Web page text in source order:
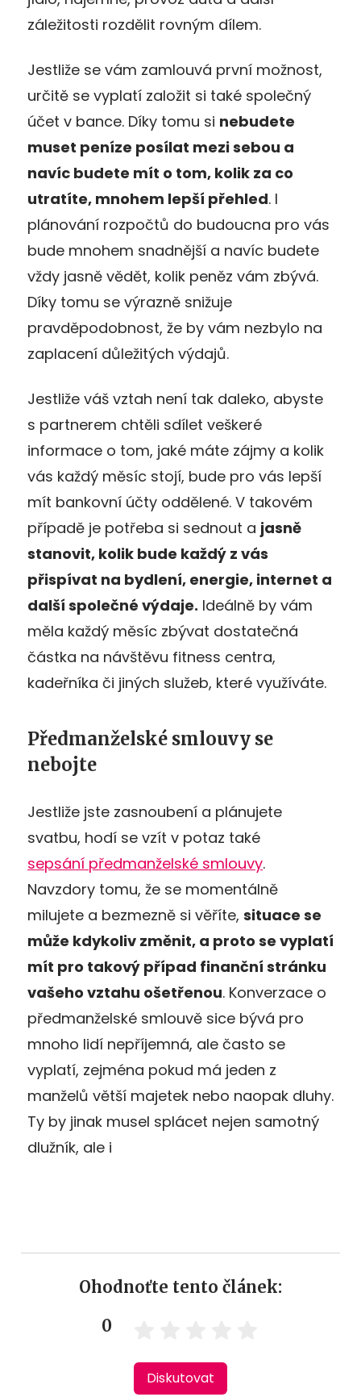
záležitosti rozdělit rovným dílem.
Jestliže se vám zamlouvá první možnost,
určitě se vyplatí založit si také společný
účet v bance. Díky tomu si nebudete
muset peníze posílat mezi sebou a
navíc budete mít o tom, kolik za co
utratíte, mnohem lepší přehled. I
plánování rozpočtů do budoucna pro vás
bude mnohem snadnější a navíc budete
vždy jasně vědět, kolik peněz vám zbývá.
Díky tomu se výrazně snižuje
pravděpodobnost, že by vám nezbylo na
zaplacení důležitých výdajů.
Jestliže váš vztah není tak daleko, abyste
s partnerem chtěli sdílet veškeré
informace o tom, jaké máte zájmy a kolik
vás každý měsíc stojí, bude pro vás lepší
mít bankovní účty oddělené. V takovém
případě je potřeba si sednout a jasně
stanovit, kolik bude každý z vás
přispívat na bydlení, energie, internet a
další společné výdaje. Ideálně by vám
měla každý měsíc zbývat dostatečná
částka na návštěvu fitness centra,
kadeřníka či jiných služeb, které využíváte.
Předmanželské smlouvy se
nebojte
Jestliže jste zasnoubení a plánujete
svatbu, hodí se vzít v potaz také
sepsání předmanželské smlouvy.
Navzdory tomu, že se momentálně
milujete a bezmezně si věříte, situace se
může kdykoliv změnit, a proto se vyplatí
mít pro takový případ finanční stránku
vašeho vztahu ošetřenou. Konverzace o
předmanželské smlouvě sice bývá pro
mnoho lidí nepříjemná, ale často se
vyplatí, zejména pokud má jeden z
manželů větší majetek nebo naopak dluhy.
Ty by jinak musel splácet nejen samotný
dlužník, ale i
Ohodnoťte tento článek:
0
Diskutovat